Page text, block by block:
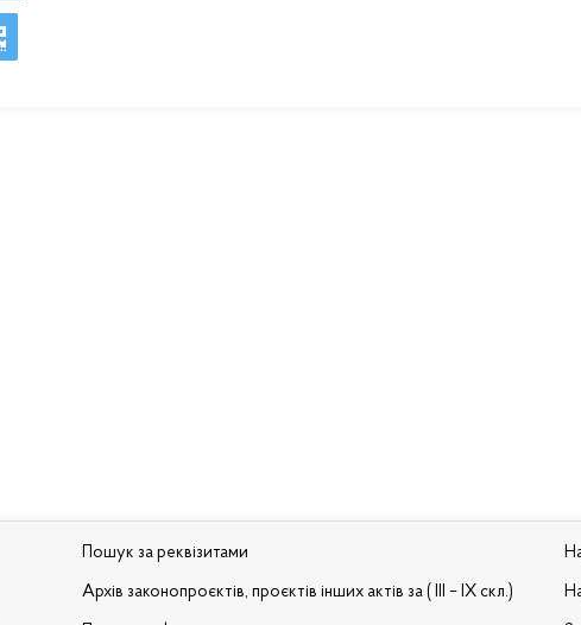
Пошук за реквізитами
Архів законопроєктів, проєктів інших актів за ( III – IX скл.)